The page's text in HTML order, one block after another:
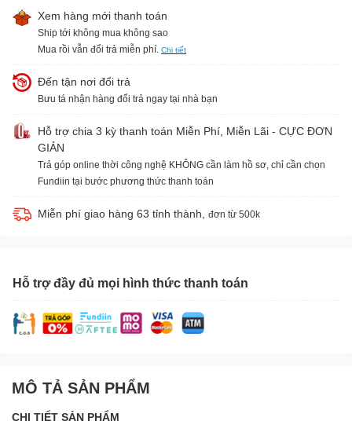
Xem hàng mới thanh toán
Ship tới không mua không sao
Mua rồi vẫn đổi trả miễn phí. Chi tiết
Đến tận nơi đổi trả
Bưu tá nhận hàng đổi trả ngay tại nhà bạn
Hỗ trợ chia 3 kỳ thanh toán Miễn Phí, Miễn Lãi - CỰC ĐƠN
GIẢN
Trả góp online thời công nghệ KHÔNG cần làm hồ sơ, chỉ cần chọn
Fundiin tại bước phương thức thanh toán
Miễn phí giao hàng 63 tỉnh thành, đơn từ 500k
Hỗ trợ đầy đủ mọi hình thức thanh toán
MÔ TẢ SẢN PHẨM
CHI TIẾT SẢN PHẨM